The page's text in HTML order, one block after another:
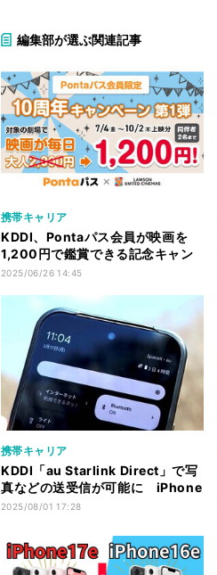
編集部が選ぶ関連記事
携帯キャリア
KDDI、Pontaパス会員が映画を
1,200円で鑑賞できる記念キャン
ペーン - 7月4日から
2025/06/26 14:45
携帯キャリア
KDDI「au Starlink Direct」で写
真などの送受信が可能に iPhone
は対象外
2025/08/01 17:28